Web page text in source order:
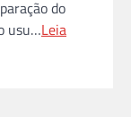
do
usu…Leia